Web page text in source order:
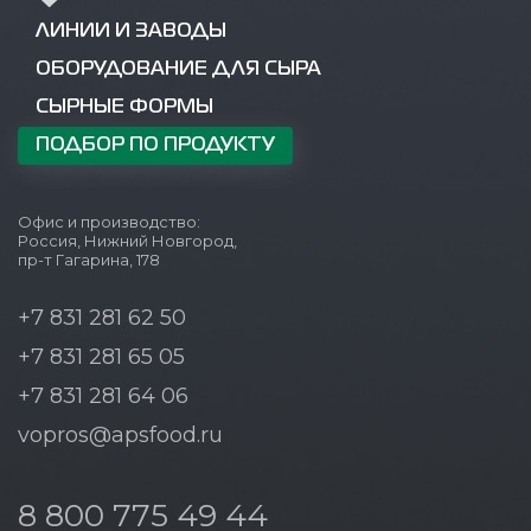
ЛИНИИ И ЗАВОДЫ
ОБОРУДОВАНИЕ ДЛЯ СЫРА
СЫРНЫЕ ФОРМЫ
ПОДБОР ПО ПРОДУКТУ
Офис и производство:
Россия, Нижний Новгород,
пр-т Гагарина, 178
+7 831 281 62 50
+7 831 281 65 05
+7 831 281 64 06
vopros@apsfood.ru
8 800 775 49 44